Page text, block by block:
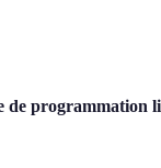
de programmation